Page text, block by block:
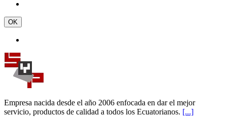
OK
Empresa nacida desde el año 2006 enfocada en dar el mejor
servicio, productos de calidad a todos los Ecuatorianos. [...]